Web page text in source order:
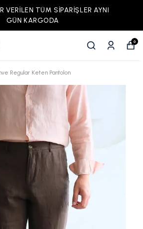
VERİLEN TÜM SİPARİŞLER AYNI
GÜN KARGODA
0
Regular Keten Pantolon